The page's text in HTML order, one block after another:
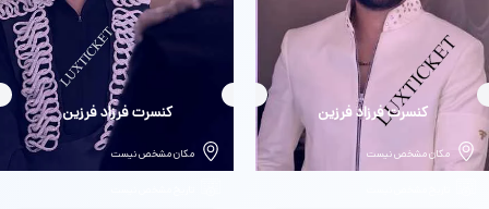
بلیط
کنسرت فرزاد فرزین
مکان مشخص نیست
بلیط
کنسرت فرزاد فرزین
مکان مشخص نیست